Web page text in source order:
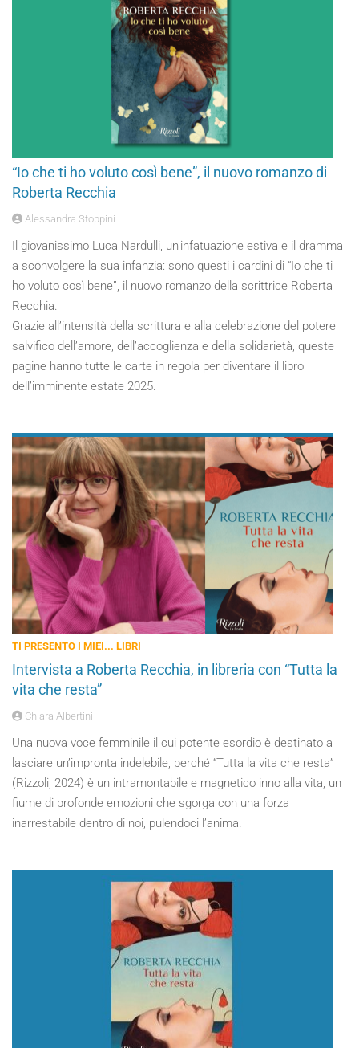
“Io che ti ho voluto così bene”, il nuovo romanzo di
Roberta Recchia
Alessandra Stoppini
Il giovanissimo Luca Nardulli, un’infatuazione estiva e il dramma
a sconvolgere la sua infanzia: sono questi i cardini di “Io che ti
ho voluto così bene”, il nuovo romanzo della scrittrice Roberta
Recchia.
Grazie all’intensità della scrittura e alla celebrazione del potere
salvifico dell’amore, dell’accoglienza e della solidarietà, queste
pagine hanno tutte le carte in regola per diventare il libro
dell’imminente estate 2025.
TI PRESENTO I MIEI... LIBRI
Intervista a Roberta Recchia, in libreria con “Tutta la
vita che resta”
Chiara Albertini
Una nuova voce femminile il cui potente esordio è destinato a
lasciare un’impronta indelebile, perché “Tutta la vita che resta”
(Rizzoli, 2024) è un intramontabile e magnetico inno alla vita, un
fiume di profonde emozioni che sgorga con una forza
inarrestabile dentro di noi, pulendoci l’anima.